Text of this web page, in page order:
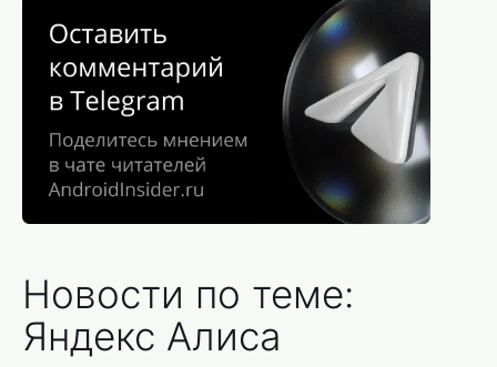
Новости по теме:
Яндекс Алиса